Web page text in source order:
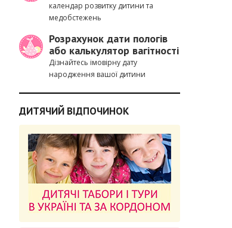
календар розвитку дитини та
медобстежень
Розрахунок дати пологів
або калькулятор вагітності
Дізнайтесь імовірну дату
народження вашої дитини
ДИТЯЧИЙ ВІДПОЧИНОК